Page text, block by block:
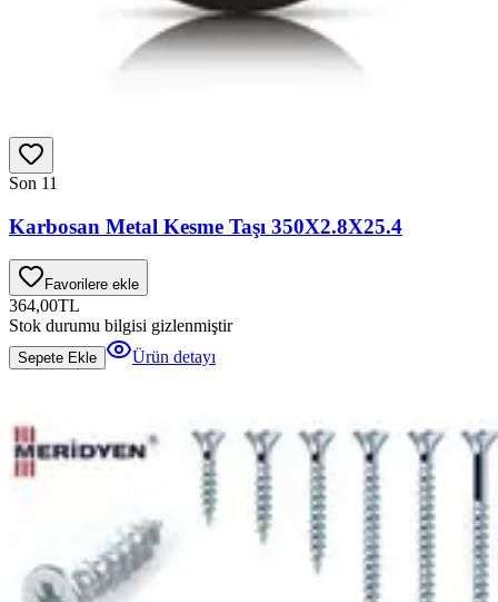
Son 11
Karbosan Metal Kesme Taşı 350X2.8X25.4
Favorilere ekle
364,00TL
Stok durumu bilgisi gizlenmiştir
Sepete Ekle Ürün detayı